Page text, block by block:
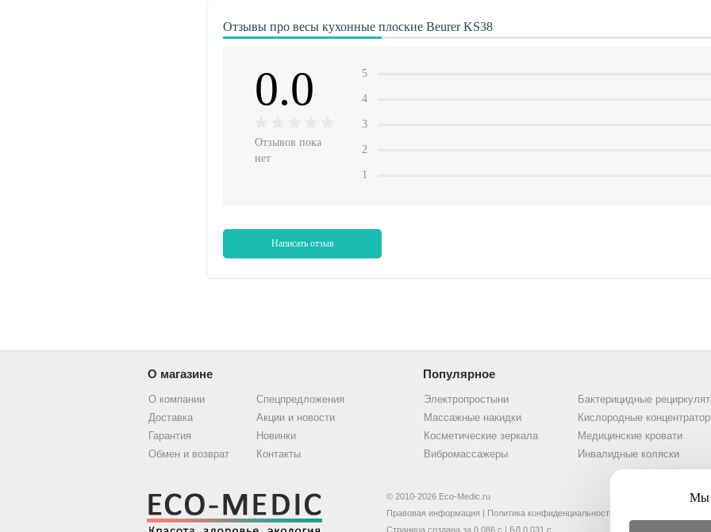
Отзывы про весы кухонные плоские Beurer KS38
0.0
Отзывов пока
нет
5
4
3
2
1
Написать отзыв
О магазине Популярное
О компании
Доставка
Гарантия
Обмен и возврат
Спецпредложения
Акции и новости
Новинки
Контакты
Электропростыни
Массажные накидки
Косметические зеркала
Вибромассажеры
Бактерицидные
Кислородные
Медицинские кровати
Инвалидные коляски
© 2010-2026 Eco-Medic.ru
Правовая информация | Политика конфиденциальности
Страница создана за 0.086 с | БД 0.031 с
Мы